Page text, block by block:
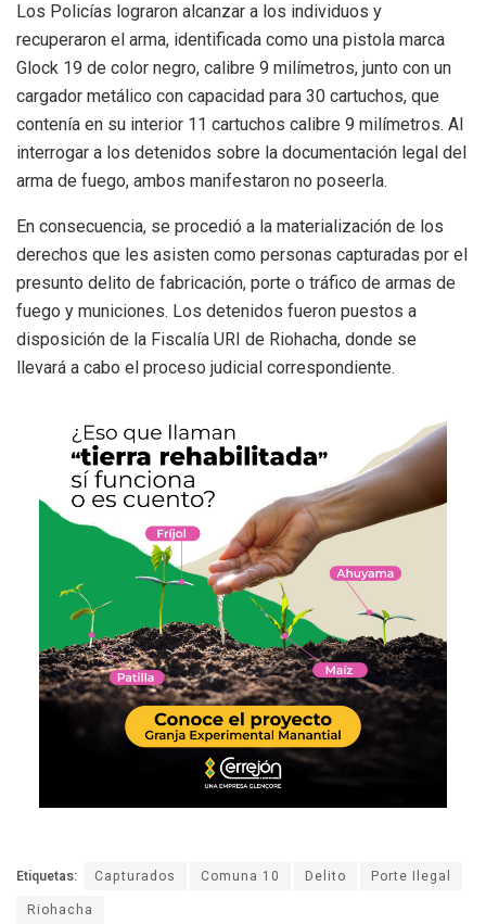
Los Policías lograron alcanzar a los individuos y
recuperaron el arma, identificada como una pistola marca
Glock 19 de color negro, calibre 9 milímetros, junto con un
cargador metálico con capacidad para 30 cartuchos, que
contenía en su interior 11 cartuchos calibre 9 milímetros. Al
interrogar a los detenidos sobre la documentación legal del
arma de fuego, ambos manifestaron no poseerla.
En consecuencia, se procedió a la materialización de los
derechos que les asisten como personas capturadas por el
presunto delito de fabricación, porte o tráfico de armas de
fuego y municiones. Los detenidos fueron puestos a
disposición de la Fiscalía URI de Riohacha, donde se
llevará a cabo el proceso judicial correspondiente.
Etiquetas: Capturados Comuna 10 Delito
Porte Ilegal
Riohacha